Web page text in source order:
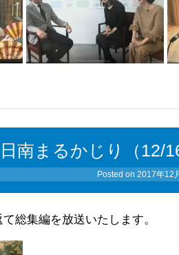
日南まるかじり（12/
Posted on 2017年12
総集編を放送いたします。